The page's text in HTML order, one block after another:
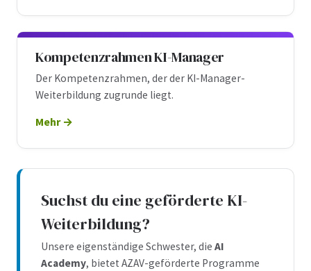
Kompetenzrahmen KI-Manager
Der Kompetenzrahmen, der der KI-Manager-
Weiterbildung zugrunde liegt.
Mehr
Suchst du eine geförderte KI-
Weiterbildung?
Unsere eigenständige Schwester, die AI
Academy, bietet AZAV-geförderte Programme